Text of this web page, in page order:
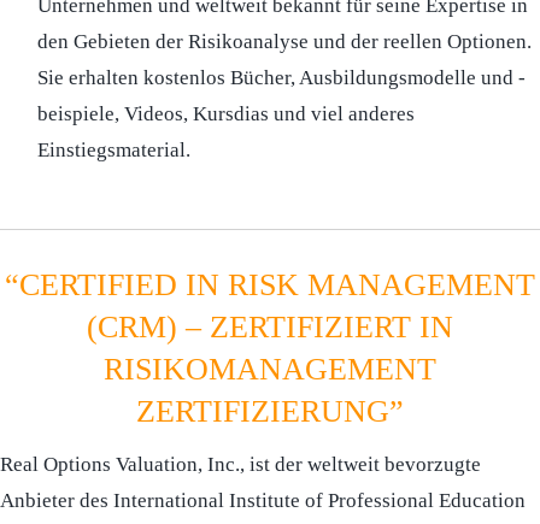
Unternehmen und weltweit bekannt für seine Expertise in
den Gebieten der Risikoanalyse und der reellen Optionen.
Sie erhalten kostenlos Bücher, Ausbildungsmodelle und -
beispiele, Videos, Kursdias und viel anderes
Einstiegsmaterial.
“CERTIFIED IN RISK MANAGEMENT
(CRM) – ZERTIFIZIERT IN
RISIKOMANAGEMENT
ZERTIFIZIERUNG”
Real Options Valuation, Inc., ist der weltweit bevorzugte
Anbieter des International Institute of Professional Education